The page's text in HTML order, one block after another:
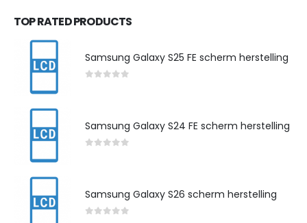
TOP RATED PRODUCTS
Samsung Galaxy S25 FE scherm herstelling
Samsung Galaxy S24 FE scherm herstelling
Samsung Galaxy S26 scherm herstelling